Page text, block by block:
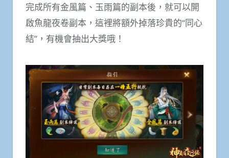
完成所有金風篇、玉雨篇的副本後，就可以開
啟魚龍夜卷副本，這裡將額外掉落珍貴的“同心
結”，有機會抽出大獎哦！